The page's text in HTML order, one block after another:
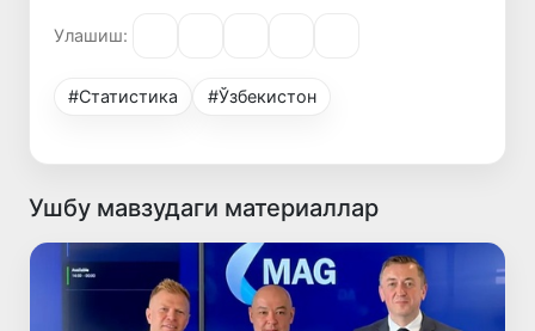
Улашиш:
#Статистика #Ўзбекистон
Ушбу мавзудаги материаллар